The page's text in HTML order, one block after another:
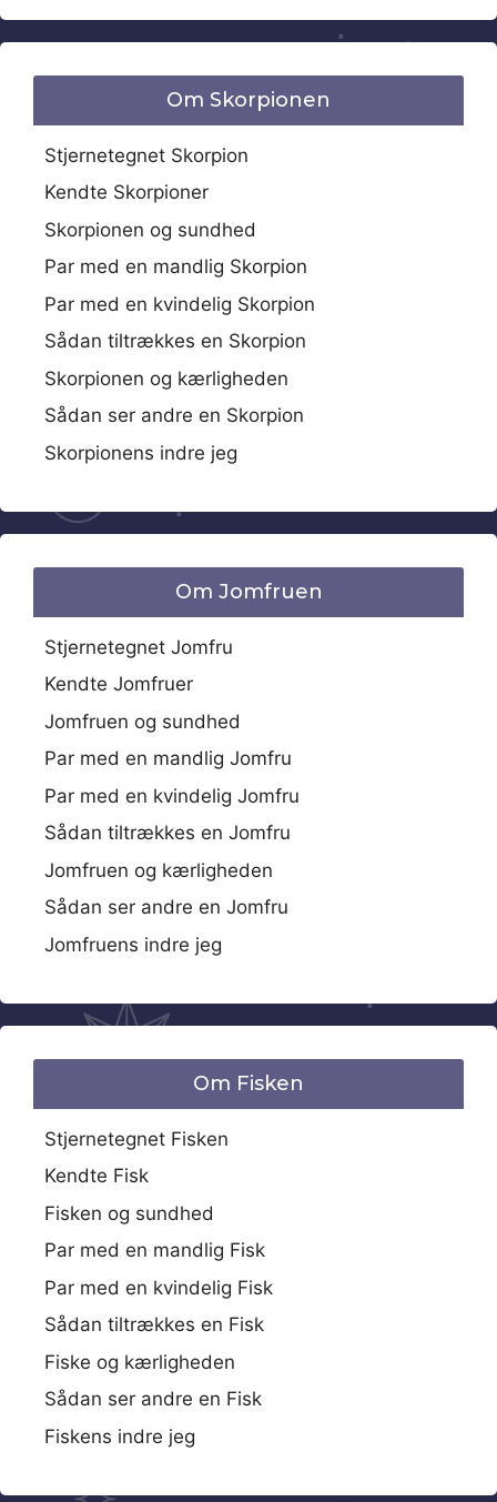
Om Skorpionen
Stjernetegnet Skorpion
Kendte Skorpioner
Skorpionen og sundhed
Par med en mandlig Skorpion
Par med en kvindelig Skorpion
Sådan tiltrækkes en Skorpion
Skorpionen og kærligheden
Sådan ser andre en Skorpion
Skorpionens indre jeg
Om Jomfruen
Stjernetegnet Jomfru
Kendte Jomfruer
Jomfruen og sundhed
Par med en mandlig Jomfru
Par med en kvindelig Jomfru
Sådan tiltrækkes en Jomfru
Jomfruen og kærligheden
Sådan ser andre en Jomfru
Jomfruens indre jeg
Om Fisken
Stjernetegnet Fisken
Kendte Fisk
Fisken og sundhed
Par med en mandlig Fisk
Par med en kvindelig Fisk
Sådan tiltrækkes en Fisk
Fiske og kærligheden
Sådan ser andre en Fisk
Fiskens indre jeg